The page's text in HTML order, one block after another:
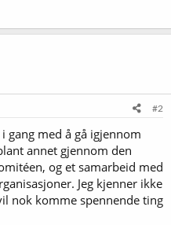
#2
gang med å gå igjennom
annet gjennom den
og et samarbeid med
Jeg kjenner ikke
nok komme spennende ting